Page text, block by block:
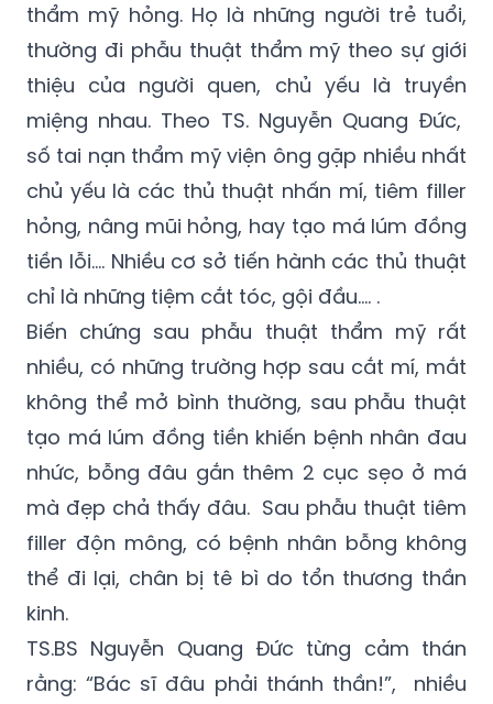
thẩm mỹ hỏng. Họ là những người trẻ tuổi,
thường đi phẫu thuật thẩm mỹ theo sự giới
thiệu của người quen, chủ yếu là truyền
miệng nhau. Theo TS. Nguyễn Quang Đức,
số tai nạn thẩm mỹ viện ông gặp nhiều nhất
chủ yếu là các thủ thuật nhấn mí, tiêm filler
hỏng, nâng mũi hỏng, hay tạo má lúm đồng
tiền lỗi…. Nhiều cơ sở tiến hành các thủ thuật
chỉ là những tiệm cắt tóc, gội đầu…. .
Biến chứng sau phẫu thuật thẩm mỹ rất
nhiều, có những trường hợp sau cắt mí, mắt
không thể mở bình thường, sau phẫu thuật
tạo má lúm đồng tiền khiến bệnh nhân đau
nhức, bỗng đâu gắn thêm 2 cục sẹo ở má
mà đẹp chả thấy đâu. Sau phẫu thuật tiêm
filler độn mông, có bệnh nhân bỗng không
thể đi lại, chân bị tê bì do tổn thương thần
kinh.
TS.BS Nguyễn Quang Đức từng cảm thán
rằng: “Bác sĩ đâu phải thánh thần!”, nhiều